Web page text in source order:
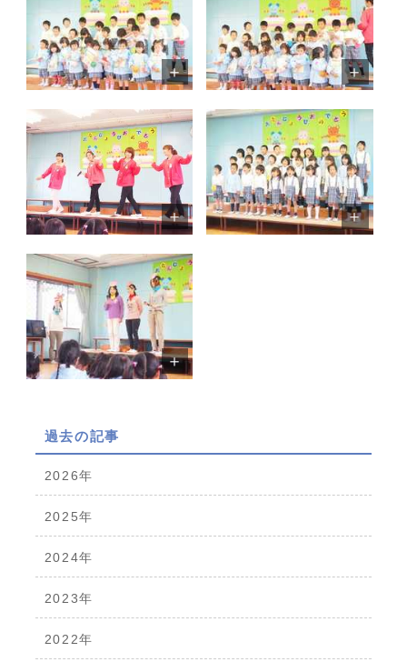
過去の記事
2026年
2025年
2024年
2023年
2022年